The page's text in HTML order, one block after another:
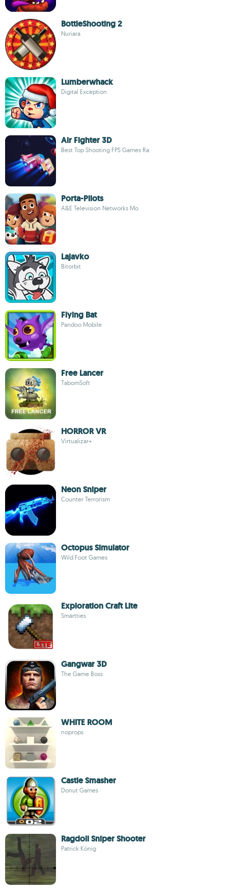
BottleShooting 2
Nuriara
Lumberwhack
Digital Exception
Air Fighter 3D
Best Top Shooting FPS Games Ra
Porta-Pilots
A&E Television Networks Mo
Lajavko
Bitorbit
Flying Bat
Pandoo Mobile
Free Lancer
TabomSoft
HORROR VR
Virtualizar+
Neon Sniper
Counter Terrorism
Octopus Simulator
Wild Foot Games
Exploration Craft Lite
Smartties
Gangwar 3D
The Game Boss
WHITE ROOM
noprops
Castle Smasher
Donut Games
Ragdoll Sniper Shooter
Patrick König